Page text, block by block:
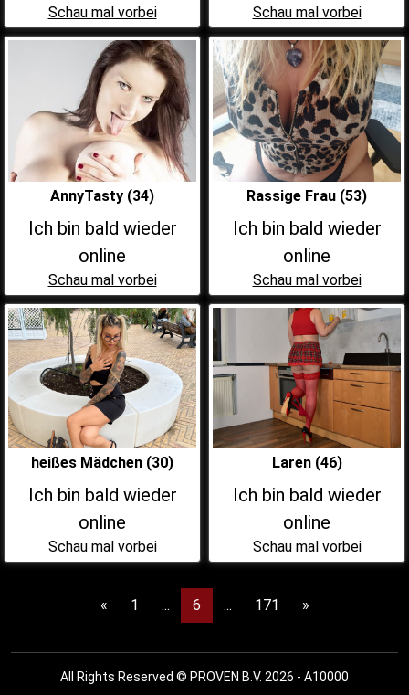
Schau mal vorbei Schau mal vorbei
AnnyTasty (34)
Ich bin bald wieder
online
Schau mal vorbei
Rassige Frau (53)
Ich bin bald wieder
online
Schau mal vorbei
heißes Mädchen (30)
Ich bin bald wieder
online
Schau mal vorbei
Laren (46)
Ich bin bald wieder
online
Schau mal vorbei
« 1 ... 6 ... 171 »
All Rights Reserved © PROVEN B.V. 2026 - A10000